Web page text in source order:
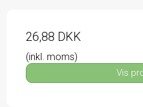
26,88 DKK
(inkl. moms)
Vis